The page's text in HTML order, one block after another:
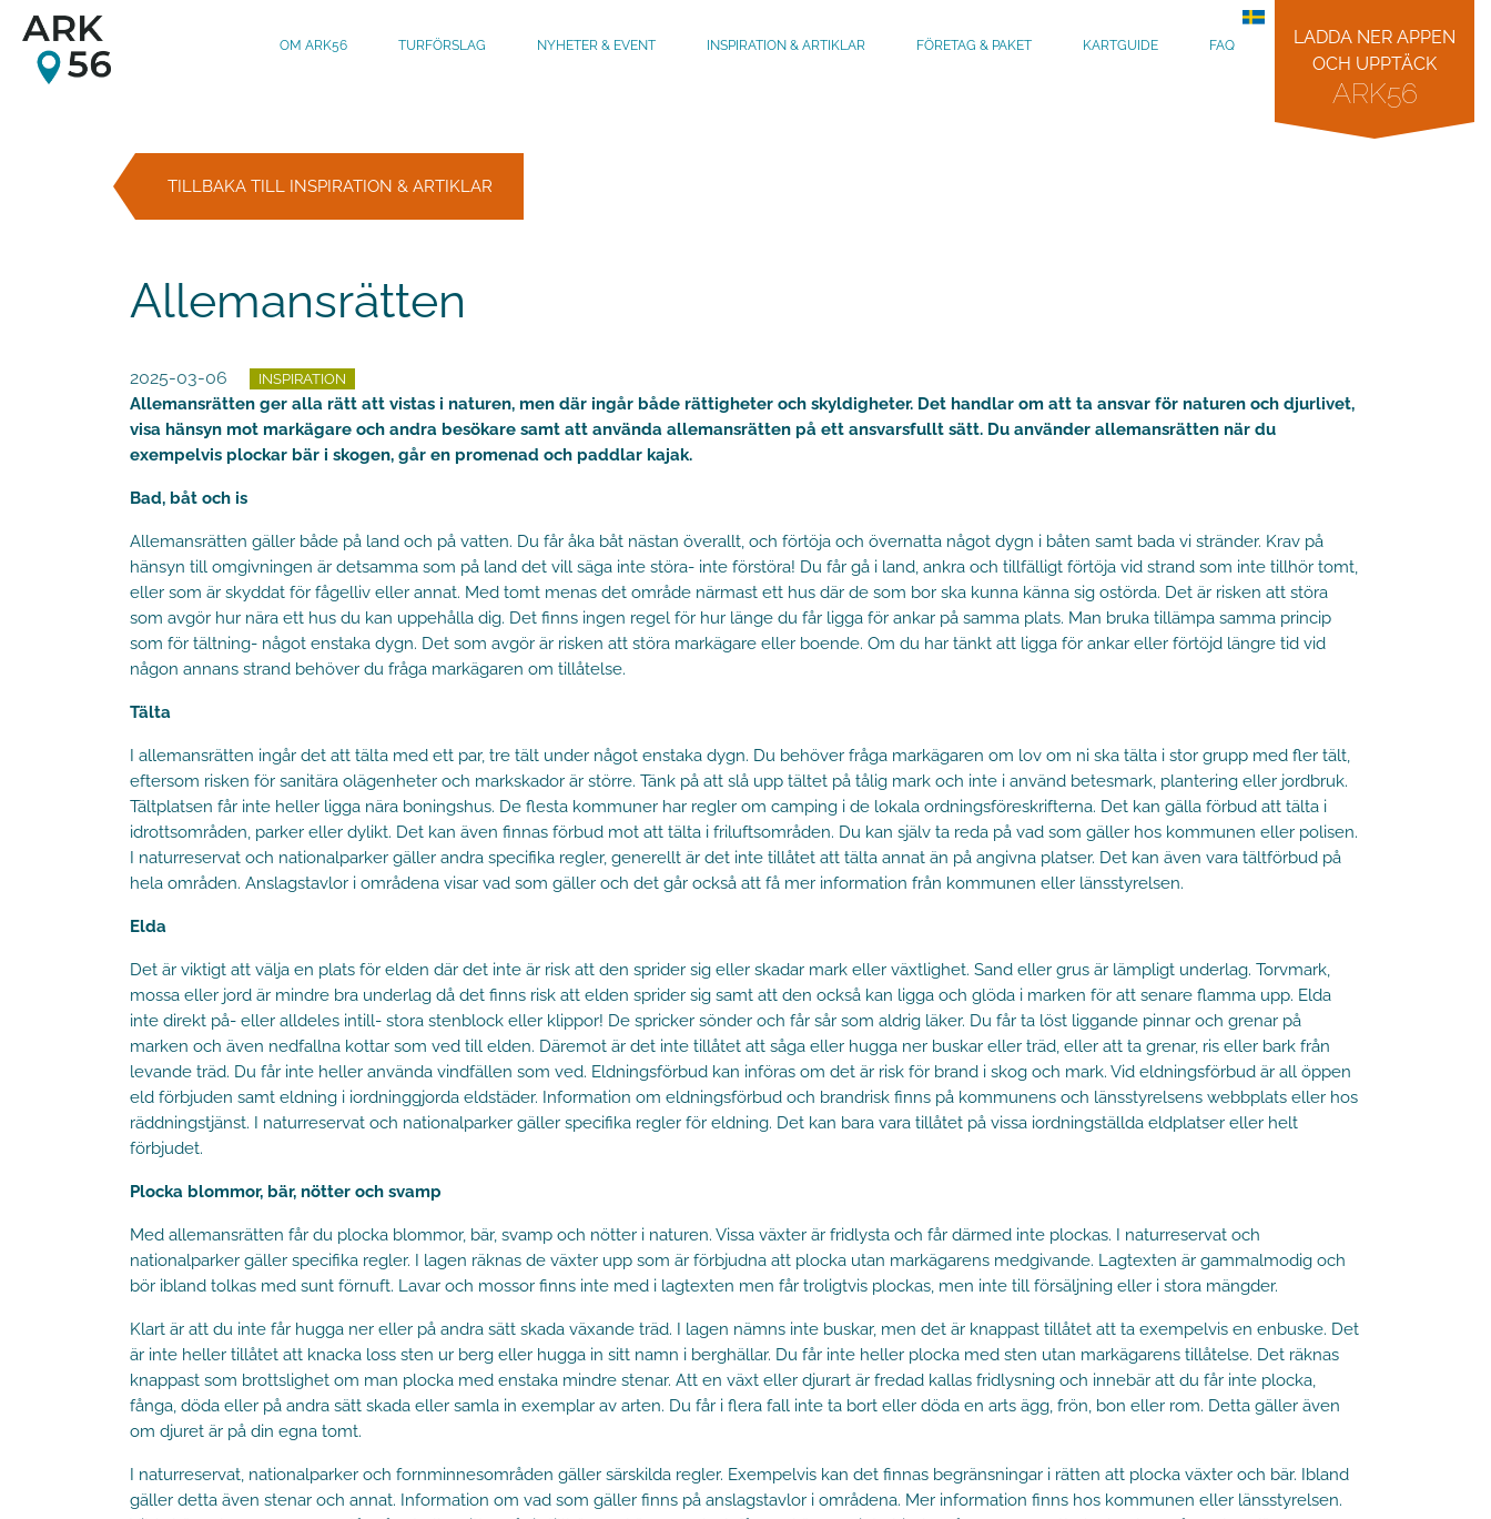
Gå till huvudinnehåll
LADDA NER APPEN
OCH UPPTÄCK
ARK56
OM ARK56 TURFÖRSLAG NYHETER & EVENT INSPIRATION & ARTIKLAR FÖRETAG & PAKET KARTGUIDE FAQ
TILLBAKA TILL INSPIRATION & ARTIKLAR
Allemansrätten
2025-03-06 INSPIRATION
Allemansrätten ger alla rätt att vistas i naturen, men där ingår både rättigheter och skyldigheter. Det handlar om att ta ansvar för naturen och djurlivet,
visa hänsyn mot markägare och andra besökare samt att använda allemansrätten på ett ansvarsfullt sätt. Du använder allemansrätten när du
exempelvis plockar bär i skogen, går en promenad och paddlar kajak.
Bad, båt och is
Allemansrätten gäller både på land och på vatten. Du får åka båt nästan överallt, och förtöja och övernatta något dygn i båten samt bada vi stränder. Krav på
hänsyn till omgivningen är detsamma som på land det vill säga inte störa- inte förstöra! Du får gå i land, ankra och tillfälligt förtöja vid strand som inte tillhör tomt,
eller som är skyddat för fågelliv eller annat. Med tomt menas det område närmast ett hus där de som bor ska kunna känna sig ostörda. Det är risken att störa
som avgör hur nära ett hus du kan uppehålla dig. Det finns ingen regel för hur länge du får ligga för ankar på samma plats. Man bruka tillämpa samma princip
som för tältning- något enstaka dygn. Det som avgör är risken att störa markägare eller boende. Om du har tänkt att ligga för ankar eller förtöjd längre tid vid
någon annans strand behöver du fråga markägaren om tillåtelse.
Tälta
I allemansrätten ingår det att tälta med ett par, tre tält under något enstaka dygn. Du behöver fråga markägaren om lov om ni ska tälta i stor grupp med fler tält,
eftersom risken för sanitära olägenheter och markskador är större. Tänk på att slå upp tältet på tålig mark och inte i använd betesmark, plantering eller jordbruk.
Tältplatsen får inte heller ligga nära boningshus. De flesta kommuner har regler om camping i de lokala ordningsföreskrifterna. Det kan gälla förbud att tälta i
idrottsområden, parker eller dylikt. Det kan även finnas förbud mot att tälta i friluftsområden. Du kan själv ta reda på vad som gäller hos kommunen eller polisen.
I naturreservat och nationalparker gäller andra specifika regler, generellt är det inte tillåtet att tälta annat än på angivna platser. Det kan även vara tältförbud på
hela områden. Anslagstavlor i områdena visar vad som gäller och det går också att få mer information från kommunen eller länsstyrelsen.
Elda
Det är viktigt att välja en plats för elden där det inte är risk att den sprider sig eller skadar mark eller växtlighet. Sand eller grus är lämpligt underlag. Torvmark,
mossa eller jord är mindre bra underlag då det finns risk att elden sprider sig samt att den också kan ligga och glöda i marken för att senare flamma upp. Elda
inte direkt på- eller alldeles intill- stora stenblock eller klippor! De spricker sönder och får sår som aldrig läker. Du får ta löst liggande pinnar och grenar på
marken och även nedfallna kottar som ved till elden. Däremot är det inte tillåtet att såga eller hugga ner buskar eller träd, eller att ta grenar, ris eller bark från
levande träd. Du får inte heller använda vindfällen som ved. Eldningsförbud kan införas om det är risk för brand i skog och mark. Vid eldningsförbud är all öppen
eld förbjuden samt eldning i iordninggjorda eldstäder. Information om eldningsförbud och brandrisk finns på kommunens och länsstyrelsens webbplats eller hos
räddningstjänst. I naturreservat och nationalparker gäller specifika regler för eldning. Det kan bara vara tillåtet på vissa iordningställda eldplatser eller helt
förbjudet.
Plocka blommor, bär, nötter och svamp
Med allemansrätten får du plocka blommor, bär, svamp och nötter i naturen. Vissa växter är fridlysta och får därmed inte plockas. I naturreservat och
nationalparker gäller specifika regler. I lagen räknas de växter upp som är förbjudna att plocka utan markägarens medgivande. Lagtexten är gammalmodig och
bör ibland tolkas med sunt förnuft. Lavar och mossor finns inte med i lagtexten men får troligtvis plockas, men inte till försäljning eller i stora mängder.
Klart är att du inte får hugga ner eller på andra sätt skada växande träd. I lagen nämns inte buskar, men det är knappast tillåtet att ta exempelvis en enbuske. Det
är inte heller tillåtet att knacka loss sten ur berg eller hugga in sitt namn i berghällar. Du får inte heller plocka med sten utan markägarens tillåtelse. Det räknas
knappast som brottslighet om man plocka med enstaka mindre stenar. Att en växt eller djurart är fredad kallas fridlysning och innebär att du får inte plocka,
fånga, döda eller på andra sätt skada eller samla in exemplar av arten. Du får i flera fall inte ta bort eller döda en arts ägg, frön, bon eller rom. Detta gäller även
om djuret är på din egna tomt.
I naturreservat, nationalparker och fornminnesområden gäller särskilda regler. Exempelvis kan det finnas begränsningar i rätten att plocka växter och bär. Ibland
gäller detta även stenar och annat. Information om vad som gäller finns på anslagstavlor i områdena. Mer information finns hos kommunen eller länsstyrelsen.